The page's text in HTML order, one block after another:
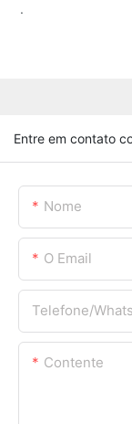
.
Entre em contato
Nome
O Email
Telefone/
Contente